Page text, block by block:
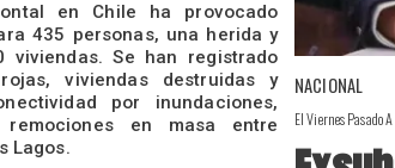
en Chile ha provocado
435 personas, una herida y
viviendas. Se han registrado
viviendas destruidas y
por inundaciones,
remociones en masa entre
Lagos.
NACIONAL
El Viernes Pasado